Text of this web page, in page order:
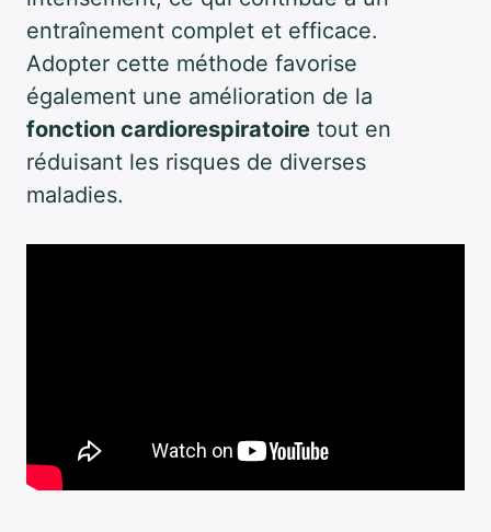
entraînement complet et efficace.
Adopter cette méthode favorise
également une amélioration de la
fonction cardiorespiratoire tout en
réduisant les risques de diverses
maladies.